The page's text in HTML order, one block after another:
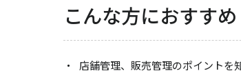
こんな方におすすめ
店舗管理、販売管理のポイントを